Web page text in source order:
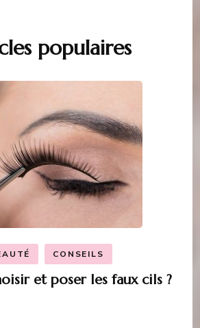
populaires
CONSEILS
et poser les faux cils ?